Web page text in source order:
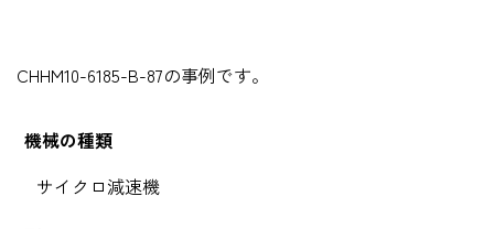
CHHM10-6185-B-87の事例です。
機械の種類
サイクロ減速機